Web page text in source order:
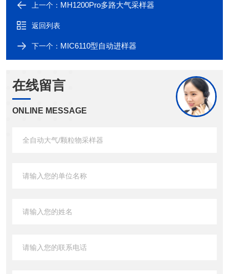
上一个： MH1200Pro多路大气采样器
返回列表
下一个： MIC6110型自动进样器
在线留言
ONLINE MESSAGE